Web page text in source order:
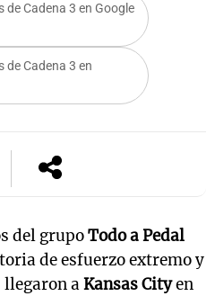
de Cadena 3 en Google
de Cadena 3 en
del grupoTodo a Pedal
de esfuerzo extremo y
llegaron aKansas Cityen